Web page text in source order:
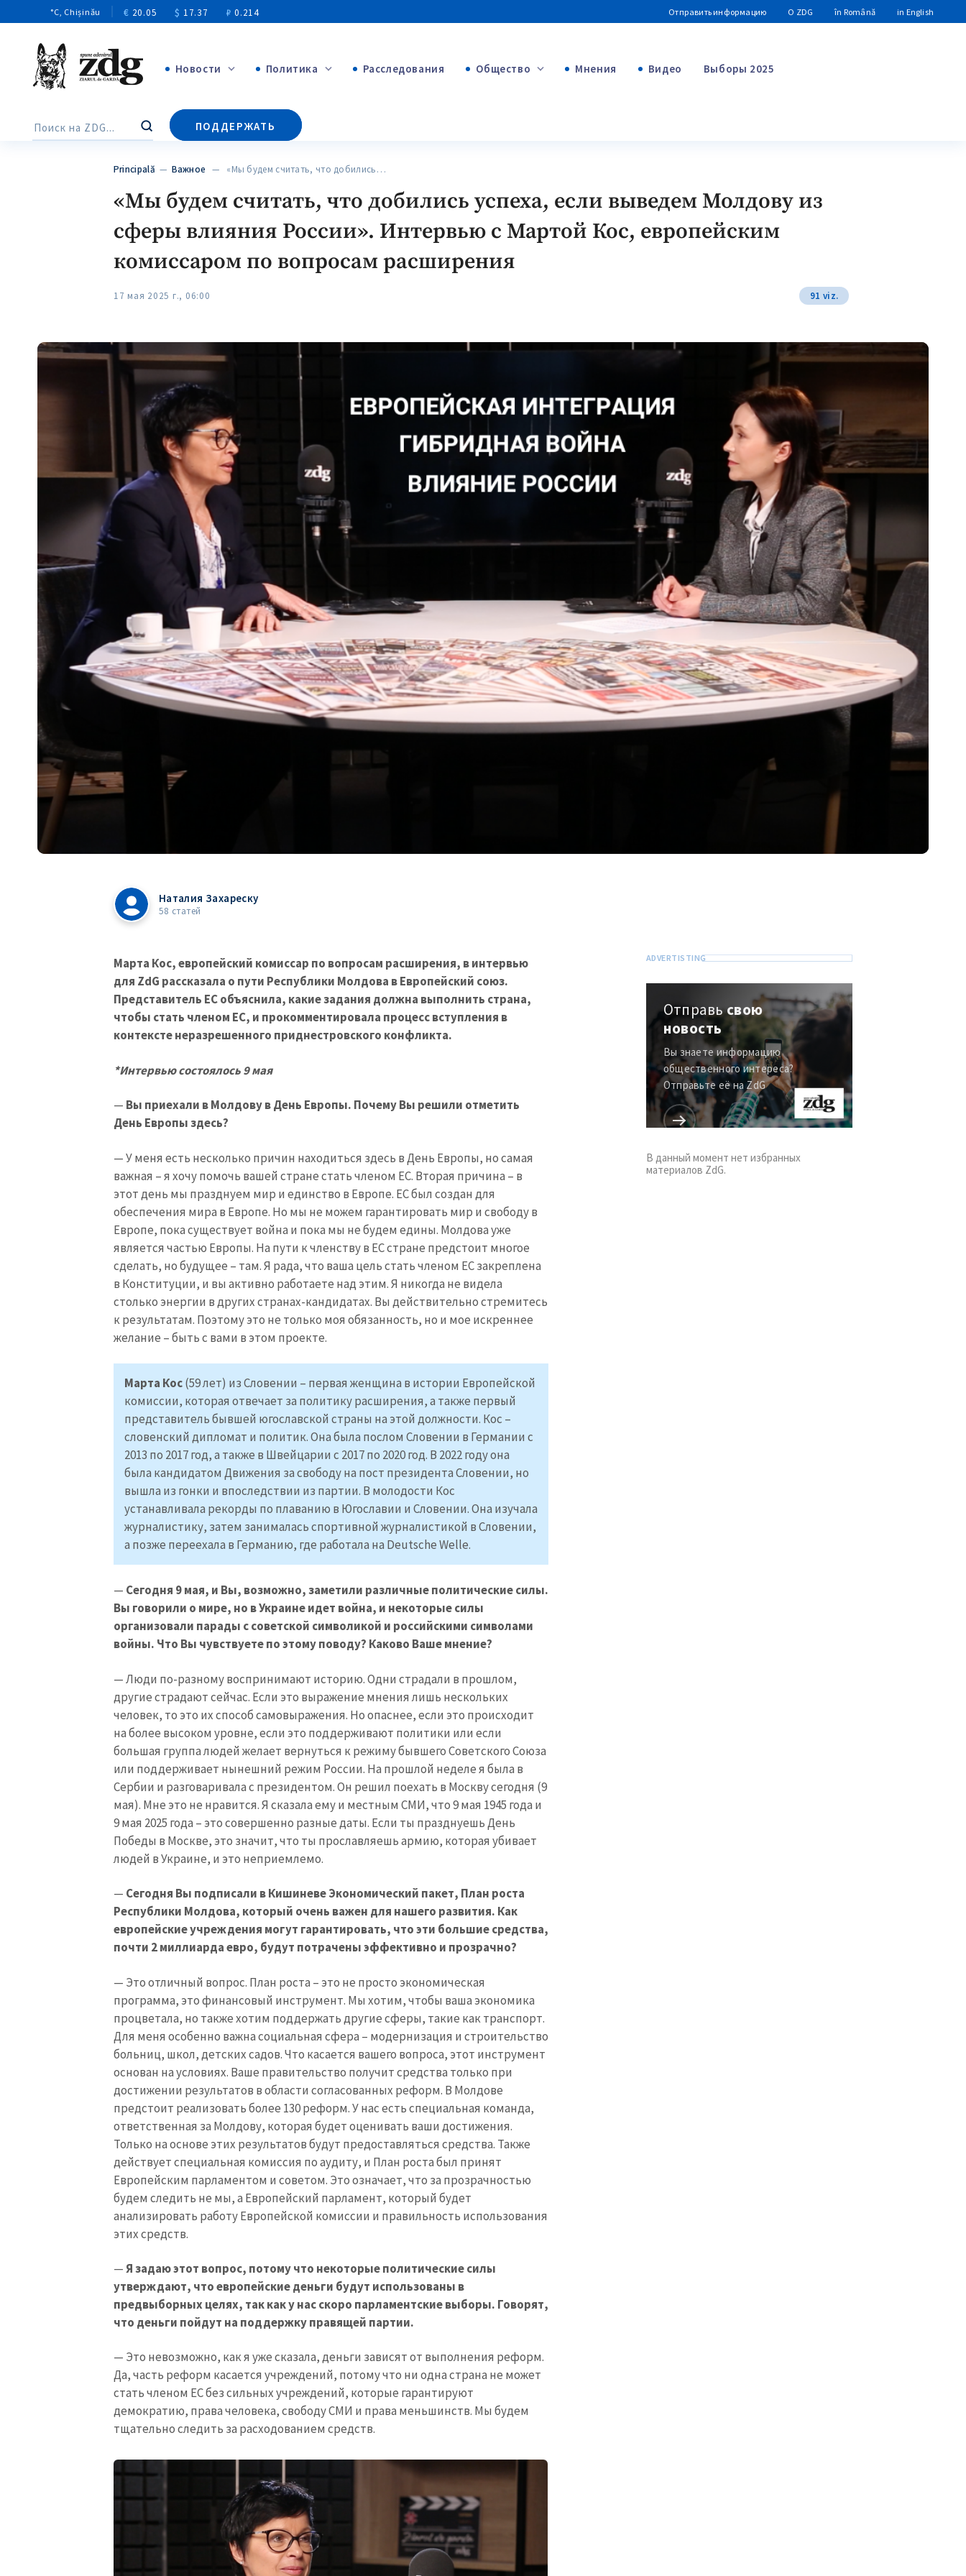
°C, Chișinău € 20.05 $ 17.37 ₽ 0.214 Отправить информацию О ZDG în Română in English
Новости
+144
Политика Расследования Общество Мнения Видео Выборы 2025
Поиск ПОДДЕРЖАТЬ
Principală —Важное — «Мы будем считать, что добились…
«Мы будем считать, что добились успеха, если выведем Молдову из
сферы влияния России». Интервью с Мартой Кос, европейским
комиссаром по вопросам расширения
17 мая 2025 г., 06:00 91 viz.
Наталия Захареску
58 статей
Марта Кос, европейский комиссар по вопросам расширения, в интервью
для ZdG рассказала о пути Республики Молдова в Европейский союз.
Представитель ЕС объяснила, какие задания должна выполнить страна,
чтобы стать членом ЕС, и прокомментировала процесс вступления в
контексте неразрешенного приднестровского конфликта.
*Интервью состоялось 9 мая
— Вы приехали в Молдову в День Европы. Почему Вы решили отметить
День Европы здесь?
— У меня есть несколько причин находиться здесь в День Европы, но самая
важная – я хочу помочь вашей стране стать членом ЕС. Вторая причина – в
этот день мы празднуем мир и единство в Европе. ЕС был создан для
обеспечения мира в Европе. Но мы не можем гарантировать мир и свободу в
Европе, пока существует война и пока мы не будем едины. Молдова уже
является частью Европы. На пути к членству в ЕС стране предстоит многое
сделать, но будущее – там. Я рада, что ваша цель стать членом ЕС закреплена
в Конституции, и вы активно работаете над этим. Я никогда не видела
столько энергии в других странах-кандидатах. Вы действительно стремитесь
к результатам. Поэтому это не только моя обязанность, но и мое искреннее
желание – быть с вами в этом проекте.
Марта Кос(59 лет) из Словении – первая женщина в истории Европейской
комиссии, которая отвечает за политику расширения, а также первый
представитель бывшей югославской страны на этой должности. Кос –
словенский дипломат и политик. Она была послом Словении в Германии с
2013 по 2017 год, а также в Швейцарии с 2017 по 2020 год. В 2022 году она
была кандидатом Движения за свободу на пост президента Словении, но
вышла из гонки и впоследствии из партии. В молодости Кос
устанавливала рекорды по плаванию в Югославии и Словении. Она изучала
журналистику, затем занималась спортивной журналистикой в Словении,
а позже переехала в Германию, где работала на Deutsche Welle.
— Сегодня 9 мая, и Вы, возможно, заметили различные политические силы.
Вы говорили о мире, но в Украине идет война, и некоторые силы
организовали парады с советской символикой и российскими символами
войны. Что Вы чувствуете по этому поводу? Каково Ваше мнение?
— Люди по-разному воспринимают историю. Одни страдали в прошлом,
другие страдают сейчас. Если это выражение мнения лишь нескольких
человек, то это их способ самовыражения. Но опаснее, если это происходит
на более высоком уровне, если это поддерживают политики или если
большая группа людей желает вернуться к режиму бывшего Советского Союза
или поддерживает нынешний режим России. На прошлой неделе я была в
Сербии и разговаривала с президентом. Он решил поехать в Москву сегодня (9
мая). Мне это не нравится. Я сказала ему и местным СМИ, что 9 мая 1945 года и
9 мая 2025 года – это совершенно разные даты. Если ты празднуешь День
Победы в Москве, это значит, что ты прославляешь армию, которая убивает
людей в Украине, и это неприемлемо.
— Сегодня Вы подписали в Кишиневе Экономический пакет, План роста
Республики Молдова, который очень важен для нашего развития. Как
европейские учреждения могут гарантировать, что эти большие средства,
почти 2 миллиарда евро, будут потрачены эффективно и прозрачно?
— Это отличный вопрос. План роста – это не просто экономическая
программа, это финансовый инструмент. Мы хотим, чтобы ваша экономика
процветала, но также хотим поддержать другие сферы, такие как транспорт.
Для меня особенно важна социальная сфера – модернизация и строительство
больниц, школ, детских садов. Что касается вашего вопроса, этот инструмент
основан на условиях. Ваше правительство получит средства только при
достижении результатов в области согласованных реформ. В Молдове
предстоит реализовать более 130 реформ. У нас есть специальная команда,
ответственная за Молдову, которая будет оценивать ваши достижения.
Только на основе этих результатов будут предоставляться средства. Также
действует специальная комиссия по аудиту, и План роста был принят
Европейским парламентом и советом. Это означает, что за прозрачностью
будем следить не мы, а Европейский парламент, который будет
анализировать работу Европейской комиссии и правильность использования
этих средств.
—Я задаю этот вопрос, потому что некоторые политические силы
утверждают, что европейские деньги будут использованы в
предвыборных целях, так как у нас скоро парламентские выборы. Говорят,
что деньги пойдут на поддержку правящей партии.
— Это невозможно, как я уже сказала, деньги зависят от выполнения реформ.
Да, часть реформ касается учреждений, потому что ни одна страна не может
стать членом ЕС без сильных учреждений, которые гарантируют
демократию, права человека, свободу СМИ и права меньшинств. Мы будем
тщательно следить за расходованием средств.
Отправьсвою
новость
Вы знаете информацию
общественного интереса?
Отправьте её на ZdG
В данный момент нет избранных
материалов ZdG.
МОЯ НОВОСТЬ
Заголовок новости + Добавить заголовок
Фотография + Загрузить изображение
Ссылка на медиа + Добавить ссылку на медиа
Текст новости + Добавить текст новости